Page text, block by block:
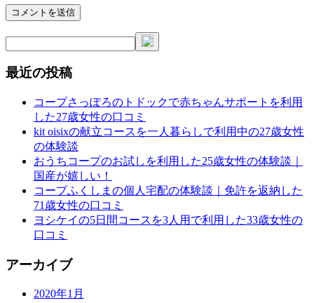
最近の投稿
コープさっぽろのトドックで赤ちゃんサポートを利用
した27歳女性の口コミ
kit oisixの献立コースを一人暮らしで利用中の27歳女性
の体験談
おうちコープのお試しを利用した25歳女性の体験談｜
国産が嬉しい！
コープふくしまの個人宅配の体験談｜免許を返納した
71歳女性の口コミ
ヨシケイの5日間コースを3人用で利用した33歳女性の
口コミ
アーカイブ
2020年1月